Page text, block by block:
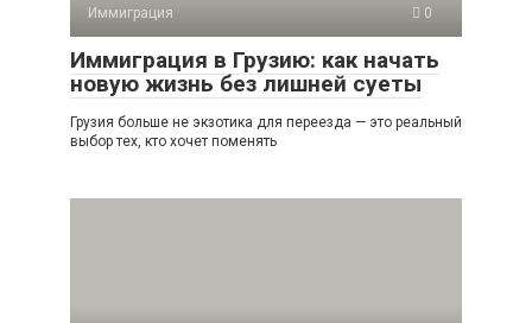
Иммиграция 0
Иммиграция в Грузию: как начать
новую жизнь без лишней суеты
Грузия больше не экзотика для переезда — это реальный
выбор тех, кто хочет поменять